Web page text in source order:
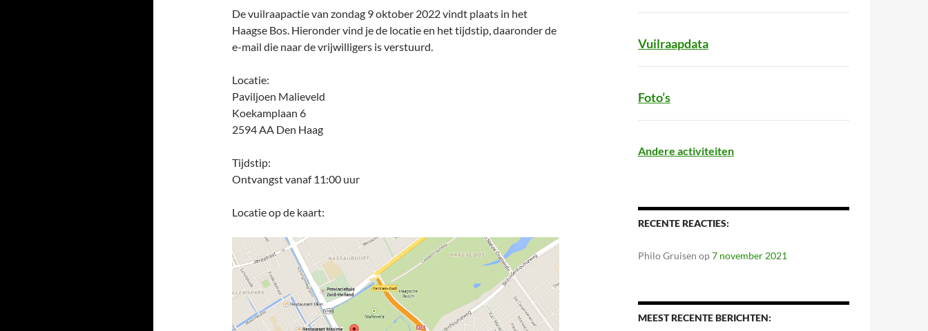
De vuilraapactie van zondag 9 oktober 2022 vindt plaats in het
Haagse Bos. Hieronder vind je de locatie en het tijdstip, daaronder de
e-mail die naar de vrijwilligers is verstuurd.
Locatie:
Paviljoen Malieveld
Koekamplaan 6
2594 AA Den Haag
Tijdstip:
Ontvangst vanaf 11:00 uur
Locatie op de kaart:
Vuilraapdata
Foto’s
Andere activiteiten
RECENTE REACTIES:
Philo Gruisen op7 november 2021
MEEST RECENTE BERICHTEN: